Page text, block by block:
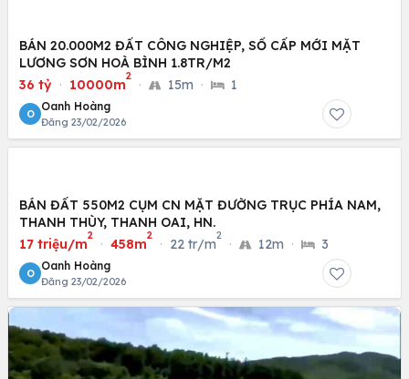
BÁN 20.000M2 ĐẤT CÔNG NGHIỆP, SỔ CẤP MỚI MẶT
LƯƠNG SƠN HOÀ BÌNH 1.8TR/M2
36 tỷ · 10000m
2
· 15m · 1
O
Oanh Hoàng
Đăng 23/02/2026
BÁN ĐẤT 550M2 CỤM CN MẶT ĐƯỜNG TRỤC PHÍA NAM,
THANH THÙY, THANH OAI, HN.
17 triệu/m
2
· 458m
2
· 22 tr/m
2
· 12m · 3
O
Oanh Hoàng
Đăng 23/02/2026